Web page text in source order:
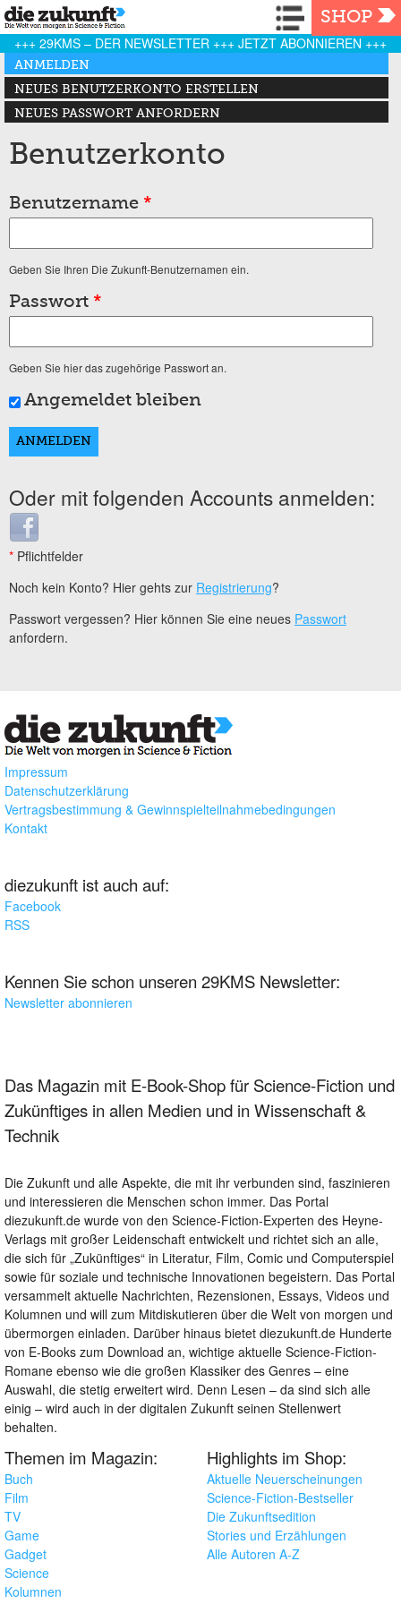
Navigation
SHOP
+++ 29KMS – DER NEWSLETTER +++ JETZT ABONNIEREN +++
Haupt-Reiter
ANMELDEN
(AKTIVER REITER)
NEUES BENUTZERKONTO ERSTELLEN
NEUES PASSWORT ANFORDERN
Benutzerkonto
Benutzername *
Geben Sie Ihren Die Zukunft-Benutzernamen ein.
Passwort *
Geben Sie hier das zugehörige Passwort an.
Angemeldet bleiben
Oder mit folgenden Accounts anmelden:
Login with Facebook
* Pflichtfelder
Noch kein Konto? Hier gehts zur Registrierung?
Passwort vergessen? Hier können Sie eine neues Passwort
anfordern.
Impressum
Datenschutzerklärung
Vertragsbestimmung & Gewinnspielteilnahmebedingungen
Kontakt
diezukunft ist auch auf:
Facebook
RSS
Kennen Sie schon unseren 29KMS Newsletter:
Newsletter abonnieren
Das Magazin mit E-Book-Shop für Science-Fiction und
Zukünftiges in allen Medien und in Wissenschaft &
Technik
Die Zukunft und alle Aspekte, die mit ihr verbunden sind, faszinieren
und interessieren die Menschen schon immer. Das Portal
diezukunft.de wurde von den Science-Fiction-Experten des Heyne-
Verlags mit großer Leidenschaft entwickelt und richtet sich an alle,
die sich für „Zukünftiges“ in Literatur, Film, Comic und Computerspiel
sowie für soziale und technische Innovationen begeistern. Das Portal
versammelt aktuelle Nachrichten, Rezensionen, Essays, Videos und
Kolumnen und will zum Mitdiskutieren über die Welt von morgen und
übermorgen einladen. Darüber hinaus bietet diezukunft.de Hunderte
von E-Books zum Download an, wichtige aktuelle Science-Fiction-
Romane ebenso wie die großen Klassiker des Genres – eine
Auswahl, die stetig erweitert wird. Denn Lesen – da sind sich alle
einig – wird auch in der digitalen Zukunft seinen Stellenwert
behalten.
Themen im Magazin:
Buch
Film
TV
Game
Gadget
Science
Kolumnen
Highlights im Shop:
Aktuelle Neuerscheinungen
Science-Fiction-Bestseller
Die Zukunftsedition
Stories und Erzählungen
Alle Autoren A-Z